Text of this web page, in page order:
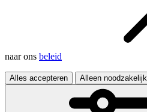
naar ons beleid
Alles accepteren Alleen noodzakelijk